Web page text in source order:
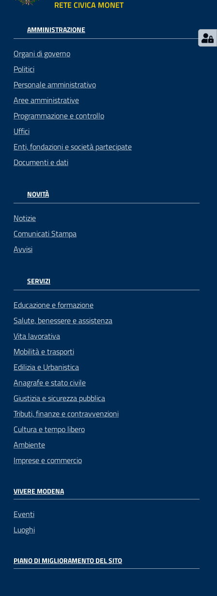
RETE CIVICA MONET
AMMINISTRAZIONE
Organi di governo
Politici
Personale amministrativo
Aree amministrative
Programmazione e controllo
Uffici
Enti, fondazioni e società partecipate
Documenti e dati
NOVITÀ
Notizie
Comunicati Stampa
Avvisi
SERVIZI
Educazione e formazione
Salute, benessere e assistenza
Vita lavorativa
Mobilità e trasporti
Edilizia e Urbanistica
Anagrafe e stato civile
Giustizia e sicurezza pubblica
Tributi, finanze e contravvenzioni
Cultura e tempo libero
Ambiente
Imprese e commercio
VIVERE MODENA
Eventi
Luoghi
PIANO DI MIGLIORAMENTO DEL SITO